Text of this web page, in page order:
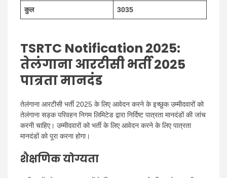
कुल 3035
TSRTC Notification 2025:
तेलंगाना आरटीसी भर्ती 2025
पात्रता मानदंड
तेलंगाना आरटीसी भर्ती 2025 के लिए आवेदन करने के इच्छुक उम्मीदवारों को
तेलंगाना सड़क परिवहन निगम लिमिटेड द्वारा निर्दिष्ट पात्रता मानदंडों की जांच
करनी चाहिए। उम्मीदवारों को भर्ती के लिए आवेदन करने के लिए पात्रता
मानदंडों को पूरा करना होगा।
शैक्षणिक योग्यता